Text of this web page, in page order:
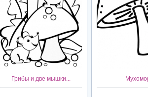
Грибы и две мышки...